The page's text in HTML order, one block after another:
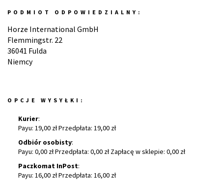
PODMIOT ODPOWIEDZIALNY:
Horze International GmbH
Flemmingstr. 22
36041 Fulda
Niemcy
OPCJE WYSYŁKI:
Kurier:
Payu: 19,00 zł Przedpłata: 19,00 zł
Odbiór osobisty:
Payu: 0,00 zł Przedpłata: 0,00 zł Zapłacę w sklepie: 0,00 zł
Paczkomat InPost:
Payu: 16,00 zł Przedpłata: 16,00 zł